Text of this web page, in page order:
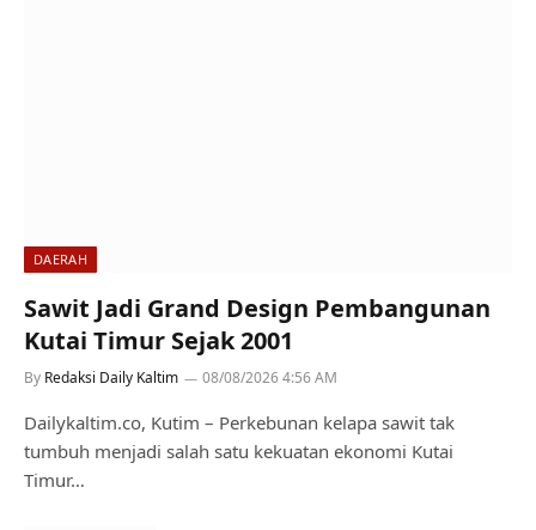
DAERAH
Sawit Jadi Grand Design Pembangunan
Kutai Timur Sejak 2001
By Redaksi Daily Kaltim 08/08/2026 4:56 AM
Dailykaltim.co, Kutim – Perkebunan kelapa sawit tak
tumbuh menjadi salah satu kekuatan ekonomi Kutai
Timur…